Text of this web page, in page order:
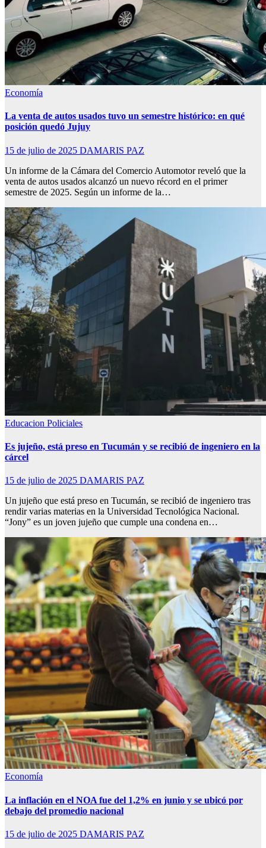
Economía
La venta de autos usados tuvo un semestre histórico: en qué
posición quedó Jujuy
15 de julio de 2025 DAMARIS PAZ
Un informe de la Cámara del Comercio Automotor reveló que la
venta de autos usados alcanzó un nuevo récord en el primer
semestre de 2025. Según un informe de la…
Educacion Policiales
Es jujeño, está preso en Tucumán y se recibió de ingeniero en la
cárcel
15 de julio de 2025 DAMARIS PAZ
Un jujeño que está preso en Tucumán, se recibió de ingeniero tras
rendir varias materias en la Universidad Tecnológica Nacional.
“Jony” es un joven jujeño que cumple una condena en…
Economía
La inflación en el NOA fue del 1,2% en junio y se ubicó por
debajo del promedio nacional
15 de julio de 2025 DAMARIS PAZ